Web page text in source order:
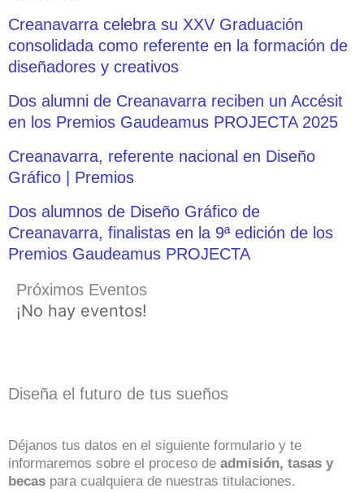
Creanavarra celebra su XXV Graduación
consolidada como referente en la formación de
diseñadores y creativos
Dos alumni de Creanavarra reciben un Accésit
en los Premios Gaudeamus PROJECTA 2025
Creanavarra, referente nacional en Diseño
Gráfico | Premios
Dos alumnos de Diseño Gráfico de
Creanavarra, finalistas en la 9ª edición de los
Premios Gaudeamus PROJECTA
Próximos Eventos
¡No hay eventos!
Diseña el futuro de tus sueños
Déjanos tus datos en el siguiente formulario y te
informaremos sobre el proceso de admisión, tasas y
becas para cualquiera de nuestras titulaciones.